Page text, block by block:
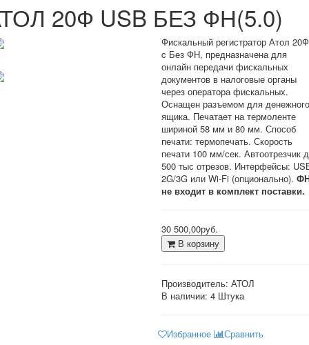
20Ф USB БЕЗ ФН(5.0)
Фискальный регистратор Атол 20Ф
c Без ФН, предназначена для
онлайн передачи фискальных
документов в налоговые органы
через оператора фискальных.
Оснащен разъемом для денежного
ящика. Печатает на термоленте
шириной 58 мм и 80 мм. Способ
печати: термопечать. Скорость
печати 100 мм/сек. Автоотрезчик
500 тыс отрезов. Интерфейсы:
2G/3G или Wi-Fi (опционально).
не входит в комплект поставки.
30 500,00руб.
В корзину
Производитель: АТОЛ
В наличии: 4 Штука
Избранное Сравнить